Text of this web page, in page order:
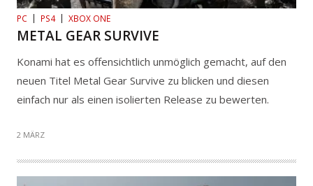
PC PS4 XBOX ONE
METAL GEAR SURVIVE
Konami hat es offensichtlich unmöglich gemacht, auf den
neuen Titel Metal Gear Survive zu blicken und diesen
einfach nur als einen isolierten Release zu bewerten.
2 MÄRZ